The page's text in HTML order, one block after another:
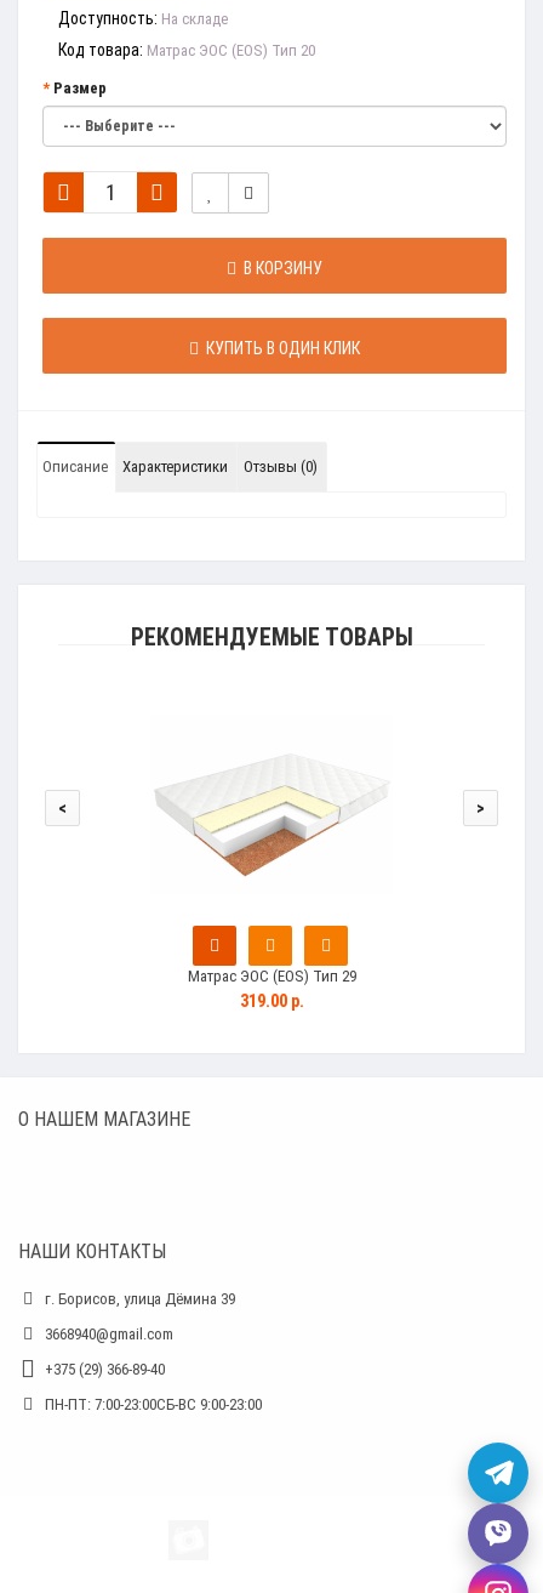
Доступность: На складе
Код товара: Матрас ЭОС (EOS) Тип 20
Размер
В КОРЗИНУ
КУПИТЬ В ОДИН КЛИК
Описание Характеристики Отзывы (0)
РЕКОМЕНДУЕМЫЕ ТОВАРЫ
Матрас ЭОС (EOS) Тип 29
319.00 р.
< >
О НАШЕМ МАГАЗИНЕ
НАШИ КОНТАКТЫ
г. Борисов, улица Дёмина 39
3668940@gmail.com
+375 (29) 366-89-40
ПН-ПТ: 7:00-23:00СБ-ВС 9:00-23:00